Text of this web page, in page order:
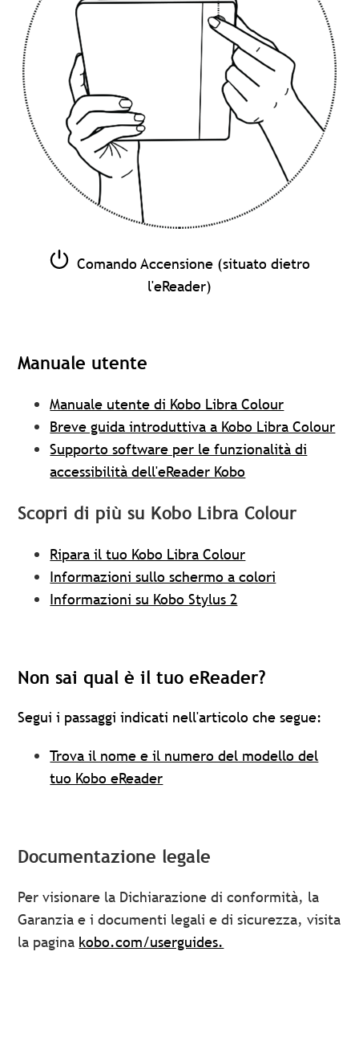
Comando Accensione (situato dietro
l'eReader)
Manuale utente
Manuale utente di Kobo Libra Colour
Breve guida introduttiva a Kobo Libra Colour
Supporto software per le funzionalità di
accessibilità dell'eReader Kobo
Scopri di più su Kobo Libra Colour
Ripara il tuo Kobo Libra Colour
Informazioni sullo schermo a colori
Informazioni su Kobo Stylus 2
Non sai qual è il tuo eReader?
Segui i passaggi indicati nell'articolo che segue:
Trova il nome e il numero del modello del
tuo Kobo eReader
Documentazione legale
Per visionare la Dichiarazione di conformità, la
Garanzia e i documenti legali e di sicurezza, visita
la pagina kobo.com/userguides.